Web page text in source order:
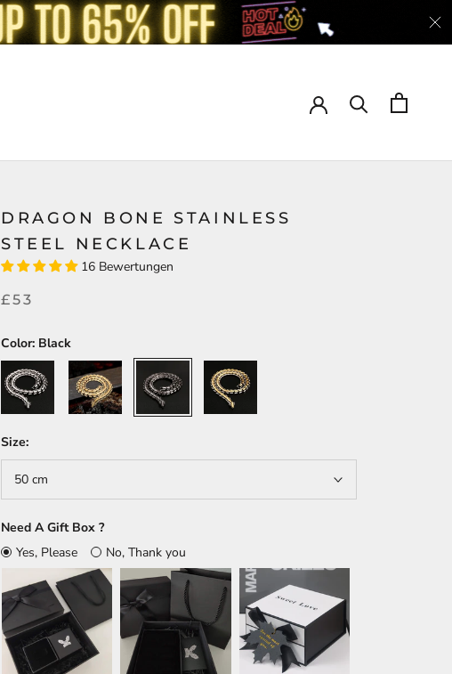
DRAGON BONE STAINLESS
STEEL NECKLACE
16 Bewertungen
£53
Color: Black
Silver
Gold Black
Gold
Silver
Size:
50 cm
Need A Gift Box ?
Yes, Please
No, Thank you